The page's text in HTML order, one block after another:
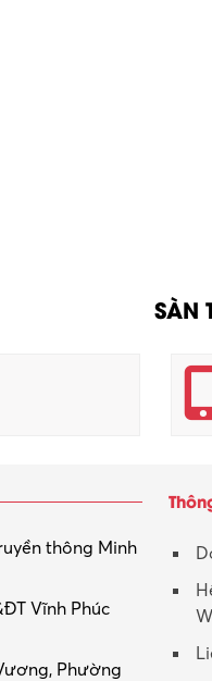
SÀN
thông Minh
Vĩnh Phúc
Phường